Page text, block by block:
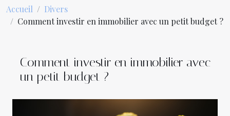
Accueil
Divers
Comment investir en immobilier avec un petit budget ?
Comment investir en immobilier avec
un petit budget ?